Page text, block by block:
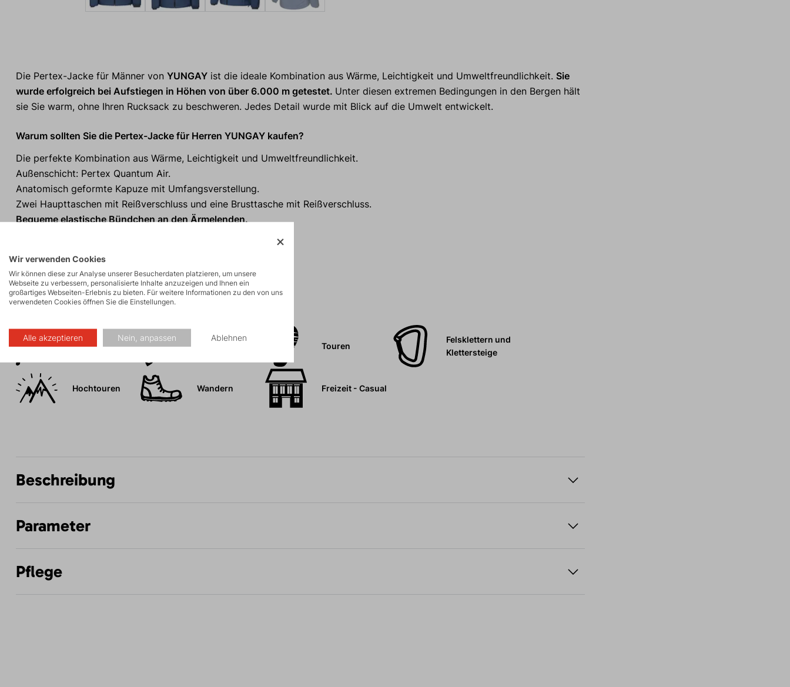
Die Pertex-Jacke für Männer von YUNGAYist die ideale Kombination aus Wärme, Leichtigkeit und Umweltfreundlichkeit. Sie
wurde erfolgreich bei Aufstiegen in Höhen von über 6.000 m getestet. Unter diesen extremen Bedingungen in den Bergen hält
sie Sie warm, ohne Ihren Rucksack zu beschweren. Jedes Detail wurde mit Blick auf die Umwelt entwickelt.
Warum sollten Sie die Pertex-Jacke für Herren YUNGAY kaufen?
Die perfekte Kombination aus Wärme, Leichtigkeit und Umweltfreundlichkeit.
Außenschicht: Pertex Quantum Air.
Anatomisch geformte Kapuze mit Umfangsverstellung.
Zwei Haupttaschen mit Reißverschluss und eine Brusttasche mit Reißverschluss.
Bequeme elastische Bündchen an den Ärmelenden.
Aktivitäten
Bergexpeditionen Touren
Felsklettern und
Klettersteige
Hochtouren Wandern Freizeit - Casual
Beschreibung
Parameter
Pflege
Wir verwenden Cookies
Wir können diese zur Analyse unserer Besucherdaten platzieren, um unsere
Webseite zu verbessern, personalisierte Inhalte anzuzeigen und Ihnen ein
großartiges Webseiten-Erlebnis zu bieten. Für weitere Informationen zu den von uns
verwendeten Cookies öffnen Sie die Einstellungen.
Alle akzeptieren Nein, anpassen Ablehnen